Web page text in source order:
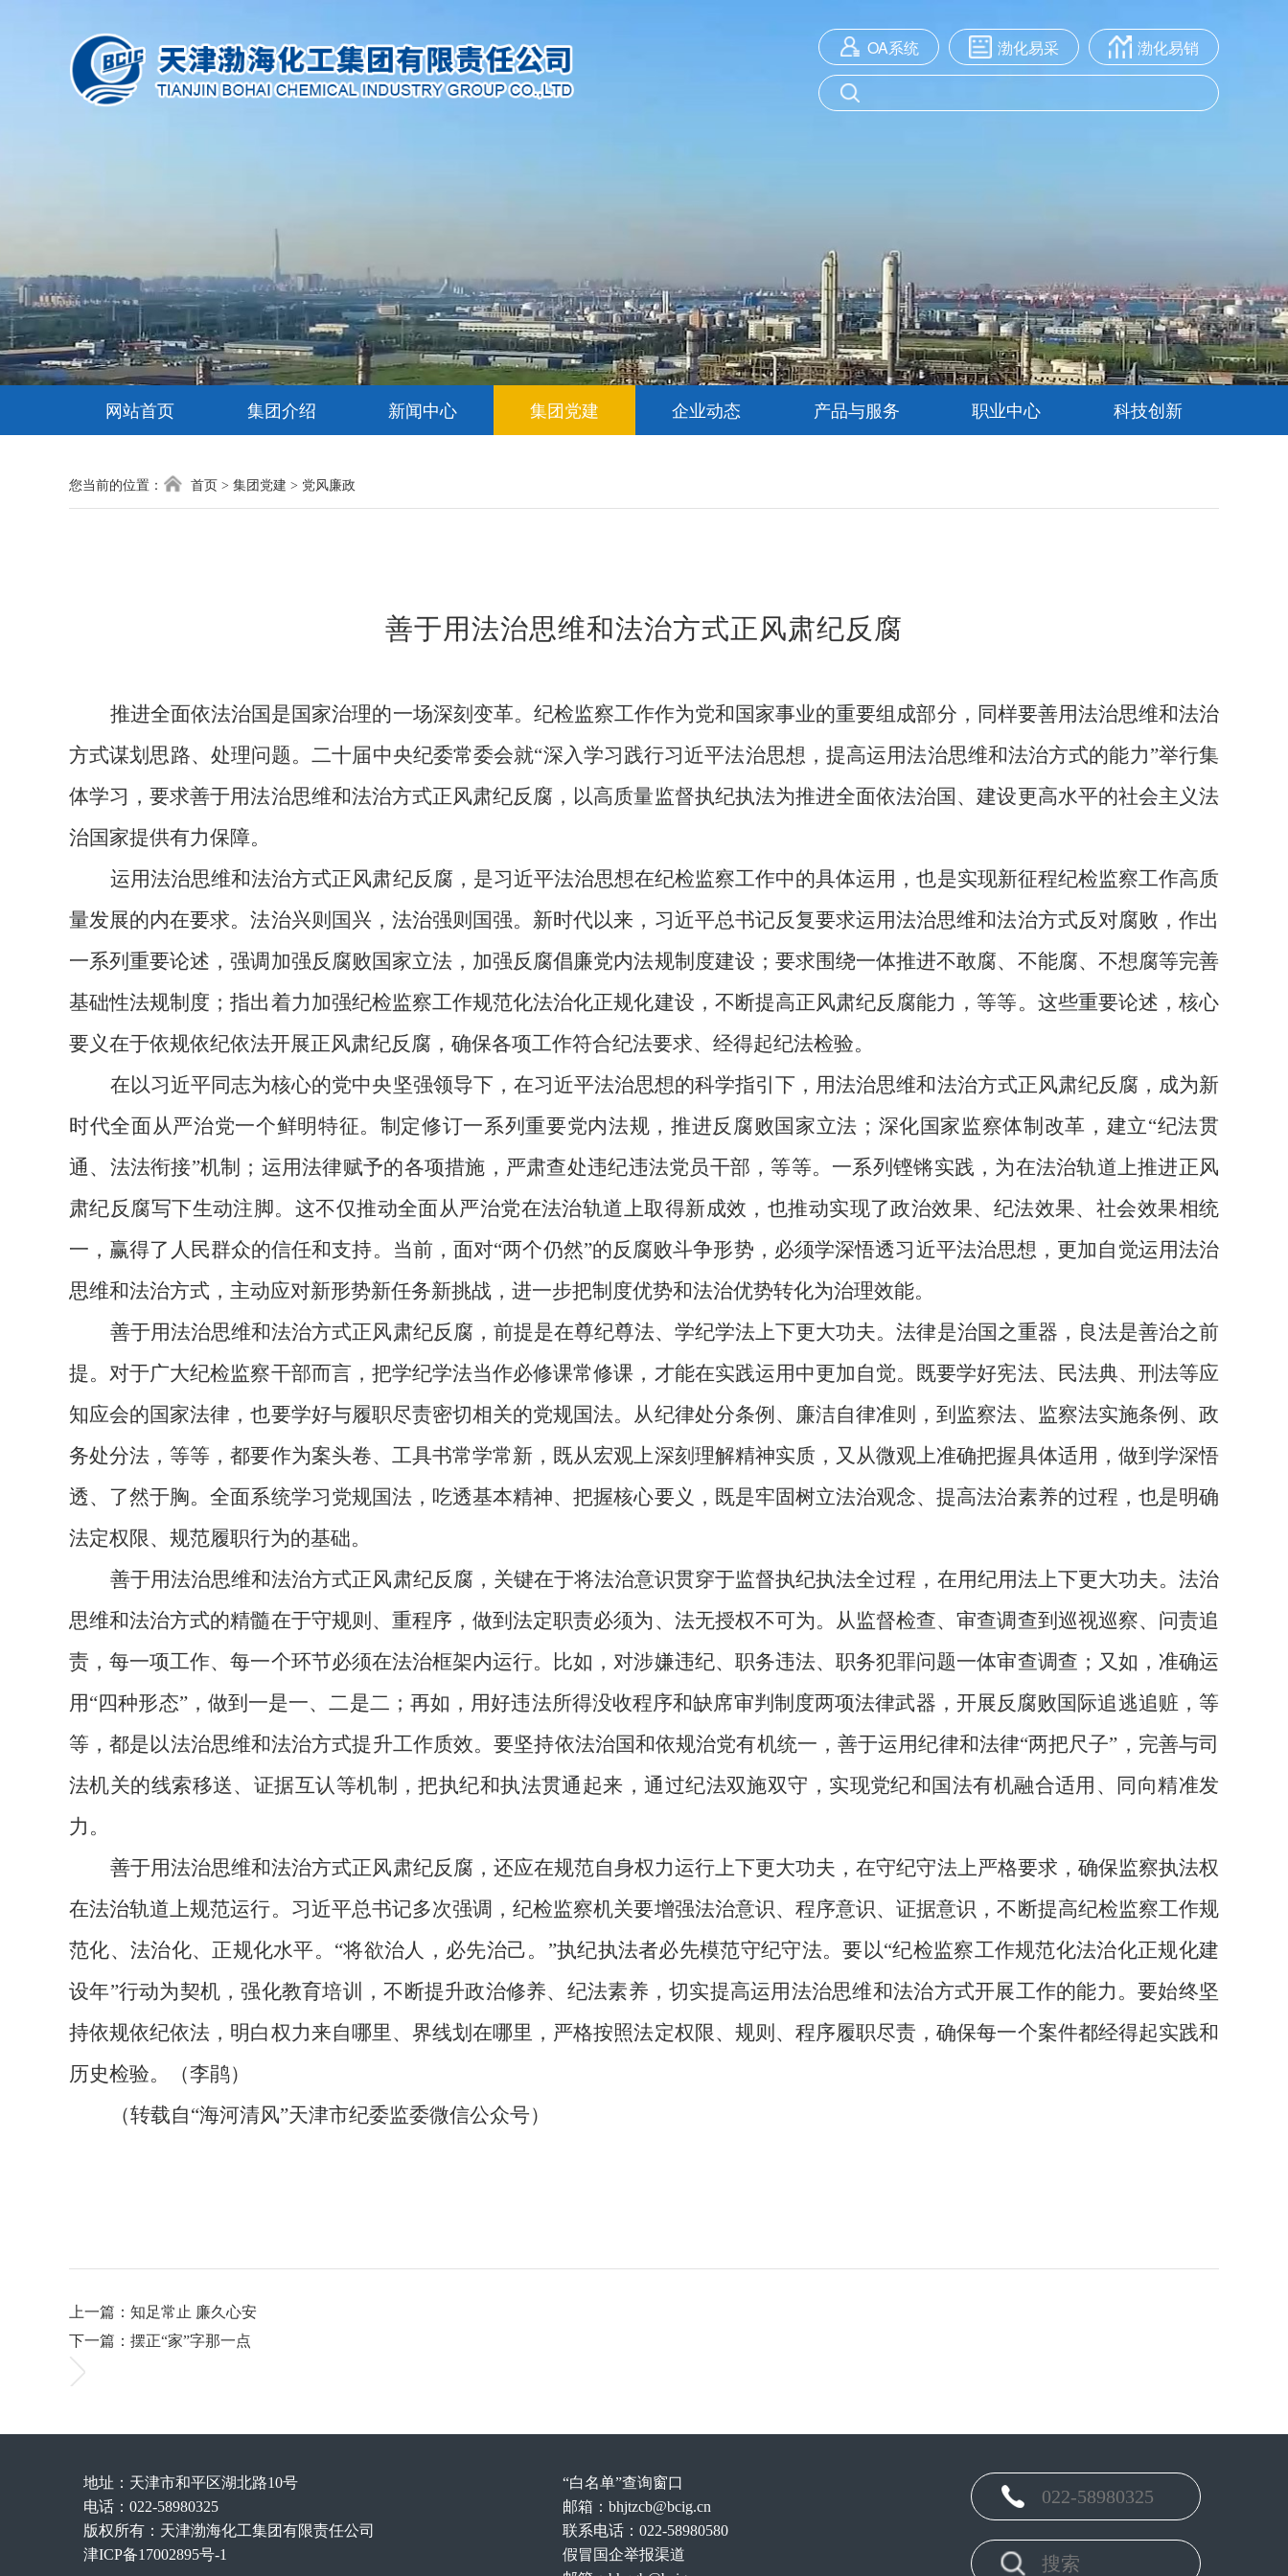
OA系统 渤化易采 渤化易销
网站首页 集团介绍 新闻中心 集团党建 企业动态 产品与服务 职业中心 科技创新
您当前的位置： 首页 > 集团党建 > 党风廉政
善于用法治思维和法治方式正风肃纪反腐
推进全面依法治国是国家治理的一场深刻变革。纪检监察工作作为党和国家事业的重要组成部分，同样要善用法治思维和法治
方式谋划思路、处理问题。二十届中央纪委常委会就“深入学习践行习近平法治思想，提高运用法治思维和法治方式的能力”举行集
体学习，要求善于用法治思维和法治方式正风肃纪反腐，以高质量监督执纪执法为推进全面依法治国、建设更高水平的社会主义法
治国家提供有力保障。
运用法治思维和法治方式正风肃纪反腐，是习近平法治思想在纪检监察工作中的具体运用，也是实现新征程纪检监察工作高质
量发展的内在要求。法治兴则国兴，法治强则国强。新时代以来，习近平总书记反复要求运用法治思维和法治方式反对腐败，作出
一系列重要论述，强调加强反腐败国家立法，加强反腐倡廉党内法规制度建设；要求围绕一体推进不敢腐、不能腐、不想腐等完善
基础性法规制度；指出着力加强纪检监察工作规范化法治化正规化建设，不断提高正风肃纪反腐能力，等等。这些重要论述，核心
要义在于依规依纪依法开展正风肃纪反腐，确保各项工作符合纪法要求、经得起纪法检验。
在以习近平同志为核心的党中央坚强领导下，在习近平法治思想的科学指引下，用法治思维和法治方式正风肃纪反腐，成为新
时代全面从严治党一个鲜明特征。制定修订一系列重要党内法规，推进反腐败国家立法；深化国家监察体制改革，建立“纪法贯
通、法法衔接”机制；运用法律赋予的各项措施，严肃查处违纪违法党员干部，等等。一系列铿锵实践，为在法治轨道上推进正风
肃纪反腐写下生动注脚。这不仅推动全面从严治党在法治轨道上取得新成效，也推动实现了政治效果、纪法效果、社会效果相统
一，赢得了人民群众的信任和支持。当前，面对“两个仍然”的反腐败斗争形势，必须学深悟透习近平法治思想，更加自觉运用法治
思维和法治方式，主动应对新形势新任务新挑战，进一步把制度优势和法治优势转化为治理效能。
善于用法治思维和法治方式正风肃纪反腐，前提是在尊纪尊法、学纪学法上下更大功夫。法律是治国之重器，良法是善治之前
提。对于广大纪检监察干部而言，把学纪学法当作必修课常修课，才能在实践运用中更加自觉。既要学好宪法、民法典、刑法等应
知应会的国家法律，也要学好与履职尽责密切相关的党规国法。从纪律处分条例、廉洁自律准则，到监察法、监察法实施条例、政
务处分法，等等，都要作为案头卷、工具书常学常新，既从宏观上深刻理解精神实质，又从微观上准确把握具体适用，做到学深悟
透、了然于胸。全面系统学习党规国法，吃透基本精神、把握核心要义，既是牢固树立法治观念、提高法治素养的过程，也是明确
法定权限、规范履职行为的基础。
善于用法治思维和法治方式正风肃纪反腐，关键在于将法治意识贯穿于监督执纪执法全过程，在用纪用法上下更大功夫。法治
思维和法治方式的精髓在于守规则、重程序，做到法定职责必须为、法无授权不可为。从监督检查、审查调查到巡视巡察、问责追
责，每一项工作、每一个环节必须在法治框架内运行。比如，对涉嫌违纪、职务违法、职务犯罪问题一体审查调查；又如，准确运
用“四种形态”，做到一是一、二是二；再如，用好违法所得没收程序和缺席审判制度两项法律武器，开展反腐败国际追逃追赃，等
等，都是以法治思维和法治方式提升工作质效。要坚持依法治国和依规治党有机统一，善于运用纪律和法律“两把尺子”，完善与司
法机关的线索移送、证据互认等机制，把执纪和执法贯通起来，通过纪法双施双守，实现党纪和国法有机融合适用、同向精准发
力。
善于用法治思维和法治方式正风肃纪反腐，还应在规范自身权力运行上下更大功夫，在守纪守法上严格要求，确保监察执法权
在法治轨道上规范运行。习近平总书记多次强调，纪检监察机关要增强法治意识、程序意识、证据意识，不断提高纪检监察工作规
范化、法治化、正规化水平。 “将欲治人，必先治己。”执纪执法者必先模范守纪守法。要以“纪检监察工作规范化法治化正规化建
设年”行动为契机，强化教育培训，不断提升政治修养、纪法素养，切实提高运用法治思维和法治方式开展工作的能力。要始终坚
持依规依纪依法，明白权力来自哪里、界线划在哪里，严格按照法定权限、规则、程序履职尽责，确保每一个案件都经得起实践和
历史检验。（李鹃）
（转载自“海河清风”天津市纪委监委微信公众号）
上一篇：知足常止 廉久心安
下一篇：摆正“家”字那一点
地址：天津市和平区湖北路10号
电话：022-58980325
版权所有：天津渤海化工集团有限责任公司
津ICP备17002895号-1
“白名单”查询窗口
邮箱：bhjtzcb@bcig.cn
联系电话：022-58980580
假冒国企举报渠道